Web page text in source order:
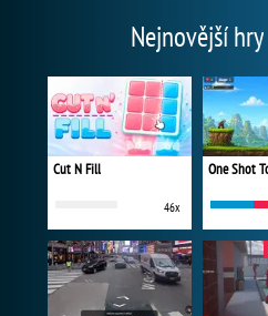
Nejnovější hry
Cut N Fill
46x